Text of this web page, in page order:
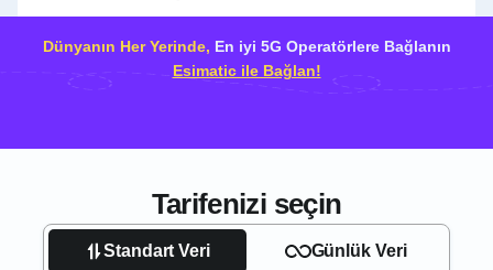
Dünyanın Her Yerinde, En iyi 5G Operatörlere Bağlanın
Esimatic ile Bağlan!
Tarifenizi seçin
Standart Veri Günlük Veri